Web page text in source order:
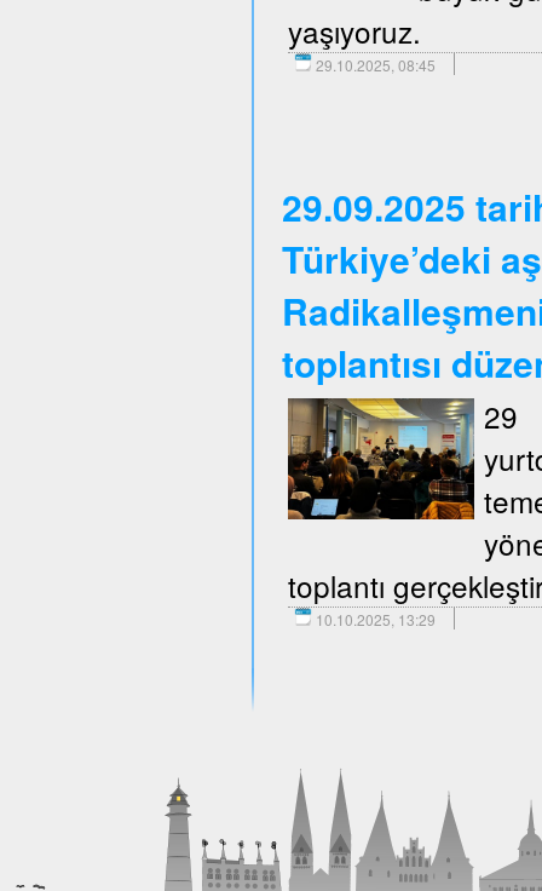
yaşıyoruz.
29.10.2025, 08:45
29.09.2025
Türkiye’deki
toplantısı
29
toplantı
10.10.2025, 13:29